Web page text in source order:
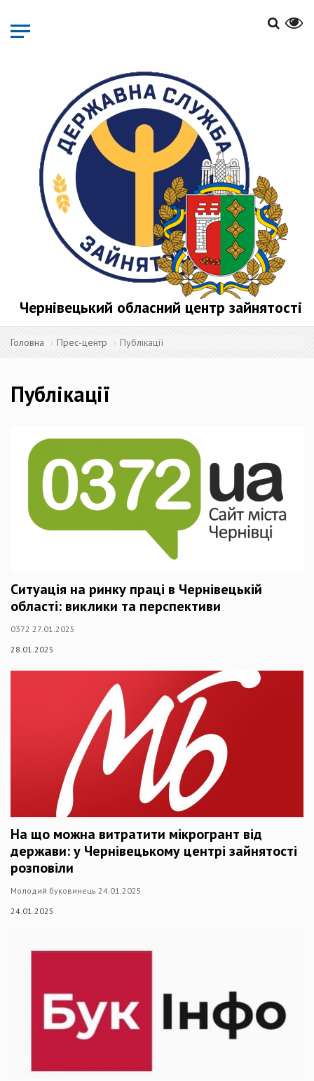
основного
матеріалу
Чернівецький обласний центр зайнятості
Головна Прес-центр Публікації
Публікації
Ситуація на ринку праці в Чернівецькій
області: виклики та перспективи
0372 27.01.2025
28.01.2025
На що можна витратити мікрогрант від
держави: у Чернівецькому центрі зайнятості
розповіли
Молодий буковинець 24.01.2025
24.01.2025